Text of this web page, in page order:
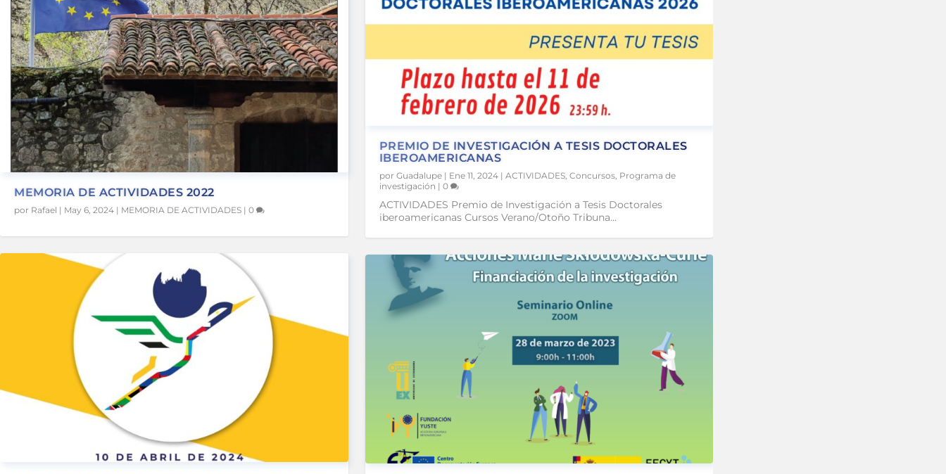
MEMORIA DE ACTIVIDADES 2022
por Rafael | May 6, 2024 | MEMORIA DE ACTIVIDADES | 0
PREMIO DE INVESTIGACIÓN A TESIS DOCTORALES
IBEROAMERICANAS
por Guadalupe| Ene 11, 2024| ACTIVIDADES, Concursos, Programa de
investigación | 0
ACTIVIDADES Premio de Investigación a Tesis Doctorales
iberoamericanas Cursos Verano/Otoño Tribuna...